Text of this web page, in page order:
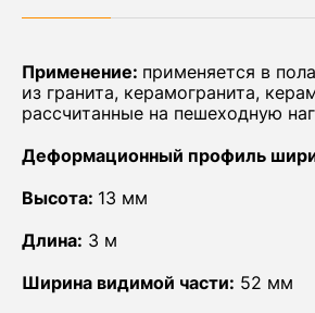
Применение: применяется в
из гранита, керамогранита,
рассчитанные на пешеходную
Деформационный профиль
Высота: 13 мм
Длина: 3 м
Ширина видимой части: 52 мм